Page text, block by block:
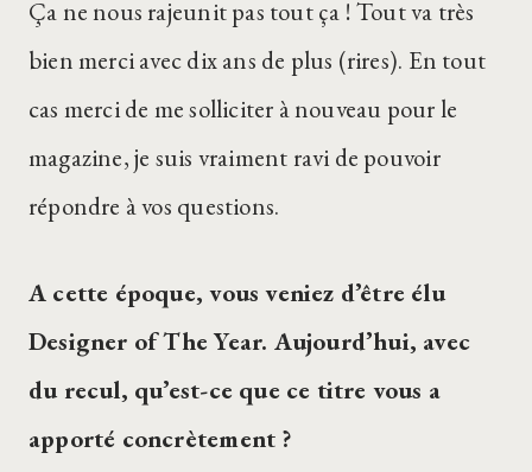
Ça ne nous rajeunit pas tout ça ! Tout va très
bien merci avec dix ans de plus (rires). En tout
cas merci de me solliciter à nouveau pour le
magazine, je suis vraiment ravi de pouvoir
répondre à vos questions.
A cette époque, vous veniez d’être élu
Designer of The Year. Aujourd’hui, avec
du recul, qu’est-ce que ce titre vous a
apporté concrètement ?